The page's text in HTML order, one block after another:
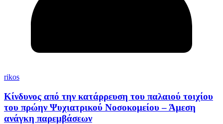
rikos
Κίνδυνος από την κατάρρευση του παλαιού τοιχίου
του πρώην Ψυχιατρικού Νοσοκομείου – Άμεση
ανάγκη παρεμβάσεων